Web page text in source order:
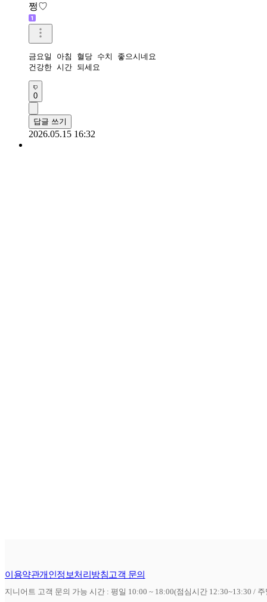
쩡♡
금요일 아침 혈당 수치 좋으시네요
건강한 시간 되세요
0
답글 쓰기
2026.05.15 16:32
이용약관개인정보처리방침고객 문의
지니어트 고객 문의 가능 시간 : 평일 10:00 ~ 18:00(점심시간 12:30~13:30 /